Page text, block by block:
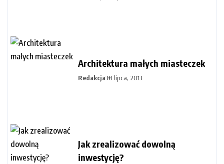
Architektura małych miasteczek
Redakcja30 lipca, 2013
Jak zrealizować dowolną
inwestycję?